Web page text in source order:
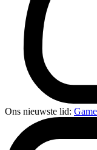
Ons nieuwste lid: